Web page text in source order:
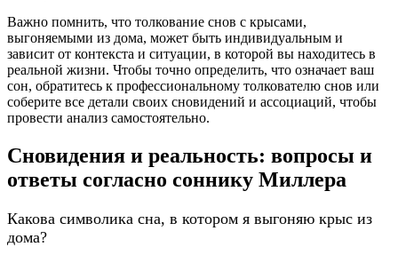
Важно помнить, что толкование снов с крысами,
выгоняемыми из дома, может быть индивидуальным и
зависит от контекста и ситуации, в которой вы находитесь в
реальной жизни. Чтобы точно определить, что означает ваш
сон, обратитесь к профессиональному толкователю снов или
соберите все детали своих сновидений и ассоциаций, чтобы
провести анализ самостоятельно.
Сновидения и реальность: вопросы и
ответы согласно соннику Миллера
Какова символика сна, в котором я выгоняю крыс из
дома?